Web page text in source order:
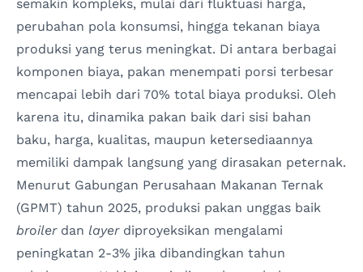
semakin kompleks, mulai dari fluktuasi harga,
perubahan pola konsumsi, hingga tekanan biaya
produksi yang terus meningkat. Di antara berbagai
komponen biaya, pakan menempati porsi terbesar
mencapai lebih dari 70% total biaya produksi. Oleh
karena itu, dinamika pakan baik dari sisi bahan
baku, harga, kualitas, maupun ketersediaannya
memiliki dampak langsung yang dirasakan peternak.
Menurut Gabungan Perusahaan Makanan Ternak
(GPMT) tahun 2025, produksi pakan unggas baik
broiler dan layer diproyeksikan mengalami
peningkatan 2-3% jika dibandingkan tahun